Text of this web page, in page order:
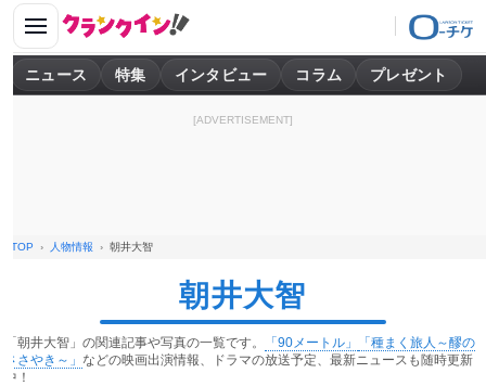
ニュース 特集 インタビュー コラム プレゼント
[ADVERTISEMENT]
TOP 人物情報 朝井大智
朝井大智
「朝井大智」の関連記事や写真の一覧です。 「90メートル」
「種まく旅人～醪の
ささやき～」 などの映画出演情報、ドラマの放送予定、最新ニュースも随時更新
中！